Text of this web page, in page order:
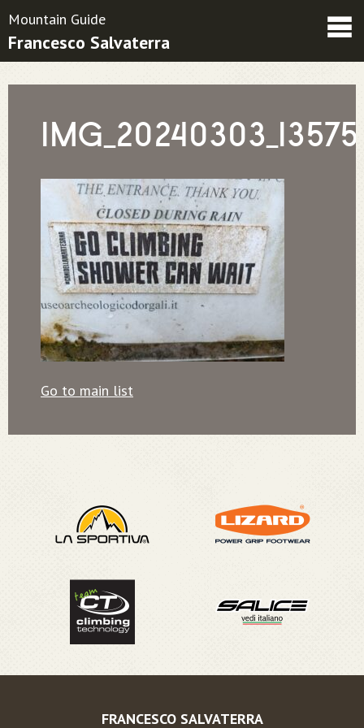
Friends
Mountain Guide
Francesco Salvaterra
Go to main list
FRANCESCO SALVATERRA